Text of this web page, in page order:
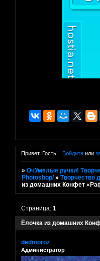
Привет, Гость! Войдитеили
»ОчУмелые ручки!
Photoshop/ »Творчество
из домашних Конфет
Ёлочка из домашних
Страница:1
dedmoroz
Администратор